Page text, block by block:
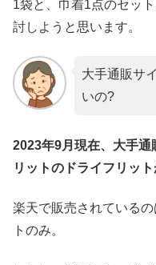
1袋と、巾着1点のセッ
討しようと思います。
大手通販サ
いの?
2023年9月現在、大手通
リットのドライフリッ
楽天で販売されている
トのみ。